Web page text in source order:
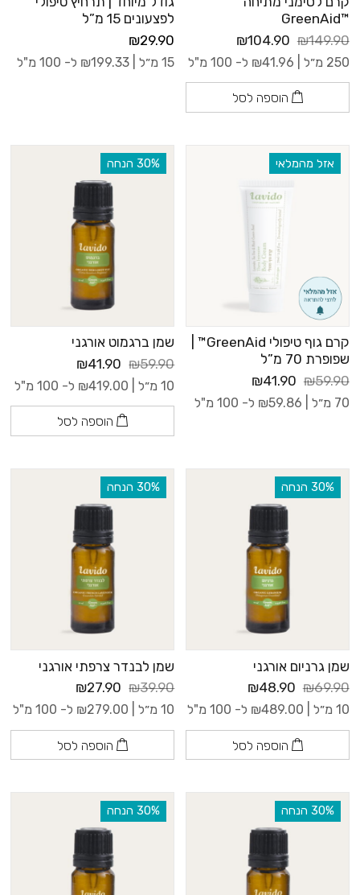
™GreenAid
₪149.90
₪104.90
250 מ״ל | ₪41.96 ל- 100 מ"ל
הוספה לסל
לפצעונים 15 מ”ל
₪29.90
15 מ״ל | ₪199.33 ל- 100 מ"ל
אזל מהמלאי
קרם גוף טיפולי GreenAid™ |
שפופרת 70 מ”ל
₪59.90
₪41.90
70 מ״ל | ₪59.86 ל- 100 מ"ל
‫30% הנחה
שמן ברגמוט אורגני
₪59.90
₪41.90
10 מ״ל | ₪419.00 ל- 100 מ"ל
הוספה לסל
‫30% הנחה
שמן גרניום אורגני
₪69.90
₪48.90
10 מ״ל | ₪489.00 ל- 100 מ"ל
הוספה לסל
‫30% הנחה
שמן לבנדר צרפתי אורגני
₪39.90
₪27.90
10 מ״ל | ₪279.00 ל- 100 מ"ל
הוספה לסל
‫30% הנחה ‫30% הנחה